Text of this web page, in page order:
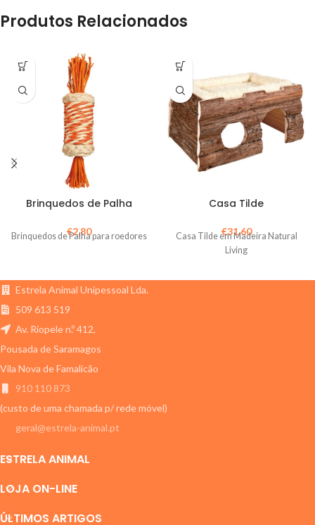
Produtos Relacionados
Brinquedos de Palha
€2,80
Brinquedos de Palha para roedores
Casa Tilde
€31,60
Casa Tilde em Madeira Natural
Living
Estrela Animal Unipessoal Lda.
509 613 519
Av. Riopele n.º 412,
Pousada de Saramagos
Vila Nova de Famalicão
910 110 873
(custo de uma chamada p/ rede móvel)
geral@estrela-animal.pt
ESTRELA ANIMAL
LOJA ON-LINE
ÚLTIMOS ARTIGOS